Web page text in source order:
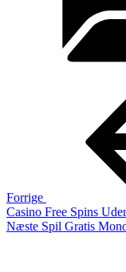
Forrige
Casino Free Spins
Næste
Næste Spil Gratis